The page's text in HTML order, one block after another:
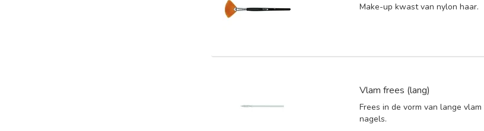
Make-up kwast van nylon haar.
Vlam frees (lang)
Frees in de vorm van lange
nagels.